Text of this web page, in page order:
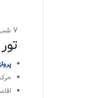
۷ شب و ۸ روز
تور
اقامت در هتل